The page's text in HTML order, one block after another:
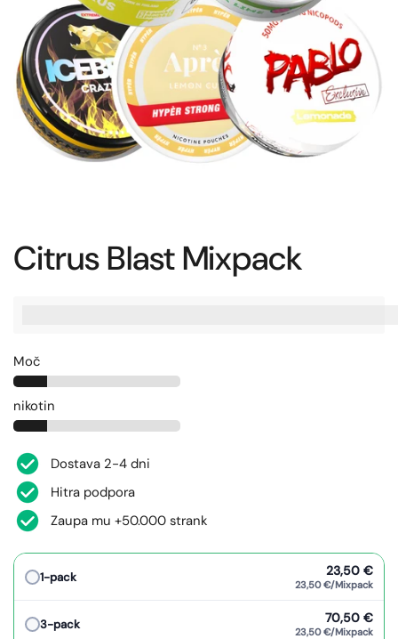
Citrus Blast Mixpack
Moč
nikotin
Dostava 2-4 dni
Hitra podpora
Zaupa mu +50.000 strank
1-pack 23,50 €
23,50 €/Mixpack
3-pack 70,50 €
23,50 €/Mixpack